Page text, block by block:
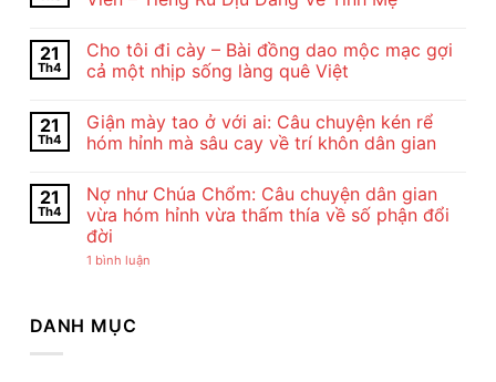
ở
Và
Nghệ
Thuật
Con
Cò
Của
Viên
–
Vẻ
Đẹp
Của
Tình
Ru
bình
luận
ở
Bài
Thơ
Con
Chế
Lan
Viên
–
Tiếng
Ru
Tình
21
Th4
Cho tôi đi cày – Bài đồng dao mộc mạc gợi
cả một nhịp sống làng quê Việt
bình
luận
ở
đi
cày
–
Bài
đồng
dao
cả
21
Th4
Giận mày tao ở với ai: Câu chuyện kén rể
hóm hỉnh mà sâu cay về trí khôn dân gian
bình
luận
ở
Giận
mày
tao
Câu
chuyện
21
Th4
Nợ như Chúa Chổm: Câu chuyện dân gian
vừa hóm hỉnh vừa thấm thía về số phận đổi
đời
1 bình luận
DANH MỤC